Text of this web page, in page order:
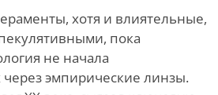
хотя и влиятельные,
пока
не начала
через эмпирические линзы.